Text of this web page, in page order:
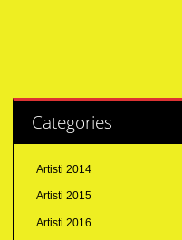
Categories
Artisti 2014
Artisti 2015
Artisti 2016